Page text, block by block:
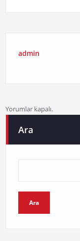
admin
Yorumlar kapalı.
Ara
Ara